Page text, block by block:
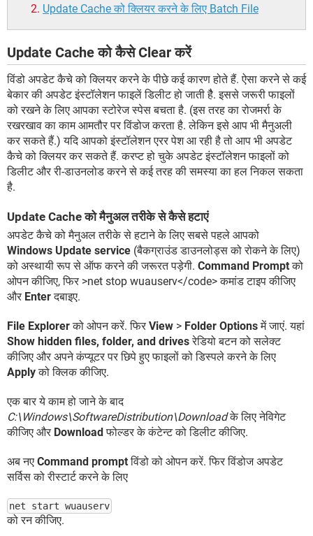
Update Cache को क्लियर करने के लिए Batch File
Update Cache को कैसे Clear करें
विंडो अपडेट कैचे को क्लियर करने के पीछे कई कारण होते हैं. ऐसा करने से कई
बेकार की अपडेट इंस्टॉलेशन फाइलें डिलीट हो जाती हैै. इससे जरूरी फाइलों
को रखने के लिए आपका स्टोरेज स्पेस बचता है. (इस तरह का रोजमर्रा के
रखरखाव का काम आमतौर पर विंडोज करता है. लेकिन इसे आप भी मैनुअली
कर सकते हैं.) यदि आपको इंस्टॉलेशन एरर पेश आ रही है तो आप भी अपडेट
कैचे को क्लियर कर सकते हैं. करप्ट हो चुके अपडेट इंस्टॉलेशन फाइलों को
डिलीट और री-डाउनलोड करने से कई तरह की समस्या का हल निकल सकता
है.
Update Cache को मैनुअल तरीके से कैसे हटाएं
अपडेट कैचे को मैनुअल तरीके से हटाने के लिए सबसे पहले आपको
Windows Update service (बैकग्राउंड डाउनलोड्स को रोकने के लिए)
को अस्थायी रूप से ऑफ करने की जरूरत पड़ेगी. Command Promptको
ओपन कीजिए, फिर >net stop wuauserv</code> कमांड टाइप कीजिए
और Enterदबाइए.
File Explorerको ओपन करें. फिर View > Folder Optionsमें जाएं. यहां
Show hidden files, folder, and drivesरेडियो बटन को सलेक्ट
कीजिए और अपने कंप्यूटर पर छिपे हुए फाइलों को डिस्पले करने के लिए
Applyको क्लिक कीजिए.
एक बार ये काम हो जाने के बाद
C:\Windows\SoftwareDistribution\Downloadके लिए नेविगेट
कीजिए और Downloadफोल्डर के कंटेन्ट को डिलीट कीजिए.
अब नए Command promptविंडो को ओपन करें. फिर विंडोज अपडेट
सर्विस को रीस्टार्ट करने के लिए
net start wuauserv
को रन कीजिए.